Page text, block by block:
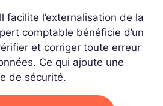
facilite l’externalisation de la
comptable bénéficie d’un
et corriger toute erreur
Ce qui ajoute une
de sécurité.